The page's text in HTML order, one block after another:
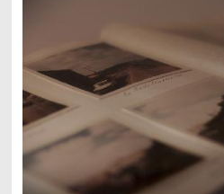
Nastąpiło tu ożywienie
przemysł budowlany,
rybołówstwa i obróbki drzewa Wraz z wycofaniem
radzieckich wojsk w 1999r
i zburzeniem radzieckiego radaru dalekiego zasięgu
miejscowość zbankrutowała.